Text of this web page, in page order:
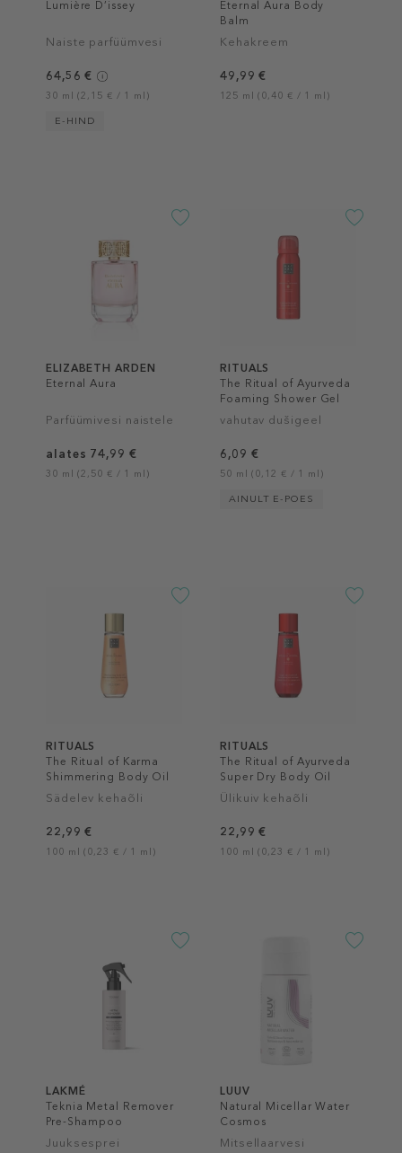
Lumière D’issey
Naiste parfüümvesi
64,56 €
30 ml (2,15 € / 1 ml)
E-HIND
Eternal Aura Body
Balm
Kehakreem
49,99 €
125 ml (0,40 € / 1 ml)
ELIZABETH ARDEN
Eternal Aura
Parfüümivesi naistele
alates 74,99 €
30 ml (2,50 € / 1 ml)
RITUALS
The Ritual of Ayurveda
Foaming Shower Gel
vahutav dušigeel
6,09 €
50 ml (0,12 € / 1 ml)
AINULT E-POES
RITUALS
The Ritual of Karma
Shimmering Body Oil
Sädelev kehaõli
22,99 €
100 ml (0,23 € / 1 ml)
RITUALS
The Ritual of Ayurveda
Super Dry Body Oil
Ülikuiv kehaõli
22,99 €
100 ml (0,23 € / 1 ml)
LAKMÉ
Teknia Metal Remover
Pre-Shampoo
Juuksesprei
LUUV
Natural Micellar Water
Cosmos
Mitsellaarvesi